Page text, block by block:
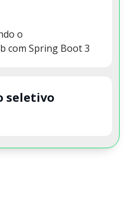
o
com Spring Boot 3
seletivo